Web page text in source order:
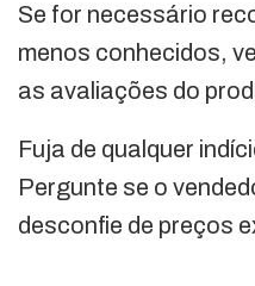
Se for necessário
menos conhecidos,
as avaliações do
Fuja de qualquer
Pergunte se o
desconfie de preços